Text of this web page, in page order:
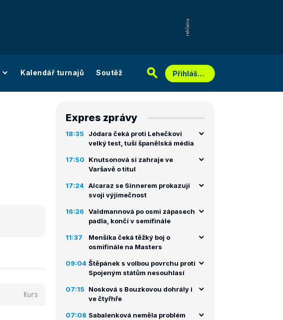
Kalendář turnajů Soutěž Přihlášení
Kurs
Expres zprávy
18:35
Jódara čeká proti Lehečkovi
velký test, tuší španělská média
17:50
Knutsonová si zahraje ve
Varšavě o titul
17:24 Alcaraz se Sinnerem prokazují
svoji výjimečnost
16:26
Valdmannová po osmi zápasech
padla, končí v semifinále
11:37
Menšíka čeká těžký boj o
osmifinále na Masters
09:04 Štěpánek s volbou povrchu proti
Spojeným státům nesouhlasí
07:15
Nosková s Bouzkovou dohrály i
ve čtyřhře
07:08 Sabalenková neměla problém